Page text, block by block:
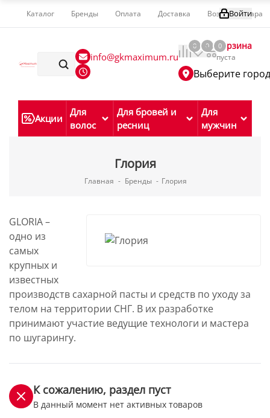
Каталог Бренды Оплата Доставка Возврат товара
Войти
info@gkmaximum.ru
0 0 0
Корзина
пуста
Выберите город
Акции
Для
волос
Для бровей и
ресниц
Для
мужчин
Глория
Главная - Бренды - Глория
GLORIA –
одно из
самых
крупных и
известных
производств сахарной пасты и средств по уходу за
телом на территории СНГ. В их разработке
принимают участие ведущие технологи и мастера
по шугарингу.
К сожалению, раздел пуст
В данный момент нет активных товаров